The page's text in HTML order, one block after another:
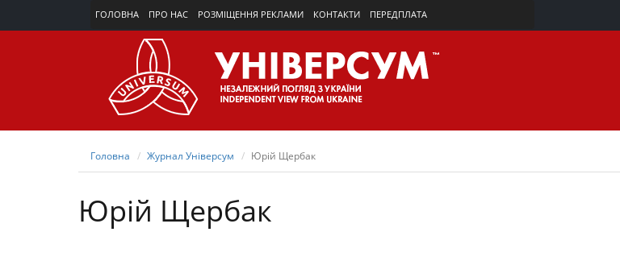
ГОЛОВНА ПРО НАС РОЗМІЩЕННЯ РЕКЛАМИ КОНТАКТИ ПЕРЕДПЛАТА
Головна Журнал Універсум Юрій Щербак
Юрій Щербак